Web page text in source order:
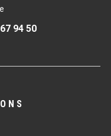
94 50